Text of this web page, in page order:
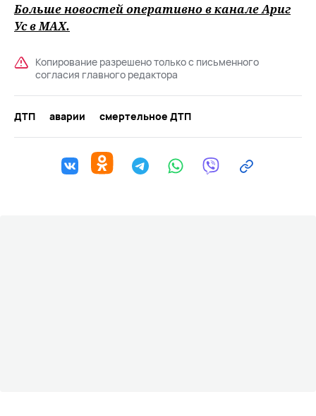
Больше новостей оперативно в канале Ариг
Ус вMAХ.
Копирование разрешено только с письменного
согласия главного редактора
ДТП аварии смертельное ДТП